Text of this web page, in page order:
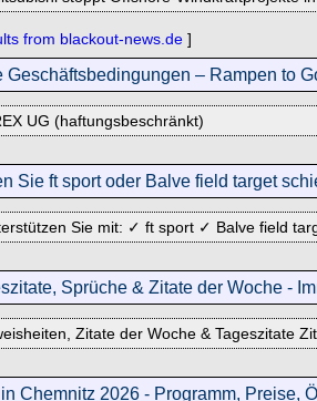
from blackout-news.de ]
Geschäftsbedingungen – Rampen to
UG (haftungsbeschränkt)
Sie ft sport oder Balve field target
Sie mit: ✓ ft sport ✓ Balve field
Sprüche & Zitate der Woche -
Zitate der Woche & Tageszitate
Chemnitz 2026 - Programm, Preise,